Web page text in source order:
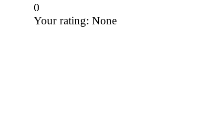
0
Your rating: None